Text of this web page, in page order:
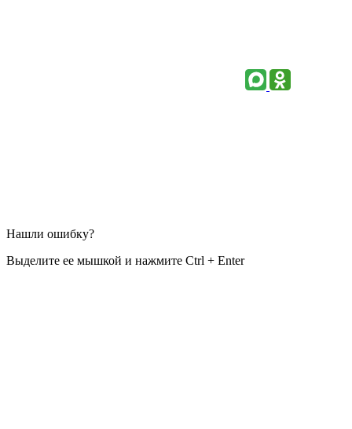
Нашли ошибку?
Выделите ее мышкой и нажмите Ctrl + Enter